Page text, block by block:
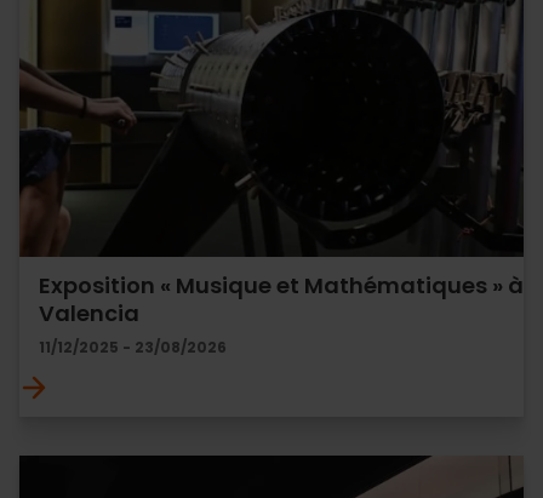
Exposition « Musique et Mathématiques » à
Valencia
11/12/2025 - 23/08/2026